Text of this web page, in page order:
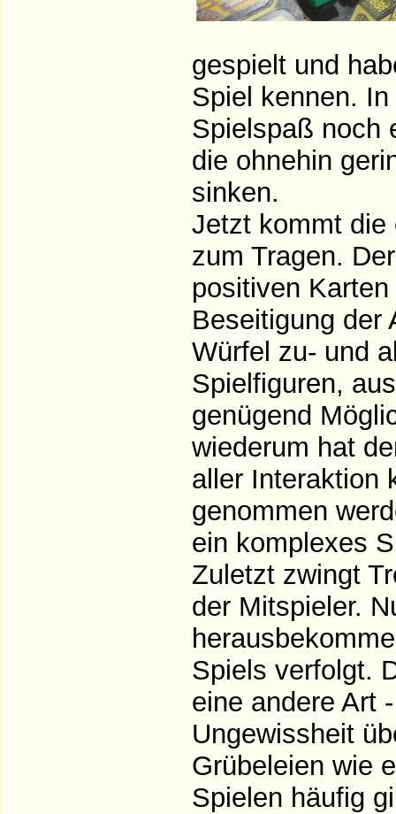
gespielt und
Spiel kennen.
Spielspaß noch
die ohnehin
sinken.
Jetzt kommt die
zum Tragen.
positiven
Beseitigung der
Würfel zu- und
Spielfiguren,
genügend
wiederum hat
aller Interaktion
genommen
ein komplexes
Zuletzt zwingt
der Mitspieler.
Spiels verfolgt.
eine andere Art
Ungewissheit
Grübeleien wie
Spielen häufig